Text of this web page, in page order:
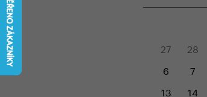
27 28
6 7
13 14